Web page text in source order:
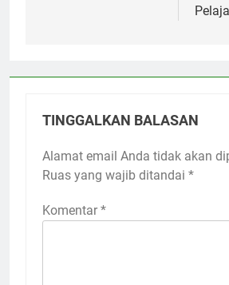
TINGGALKAN BALASAN
Alamat email Anda tidak akan
Ruas yang wajib ditandai *
Komentar *